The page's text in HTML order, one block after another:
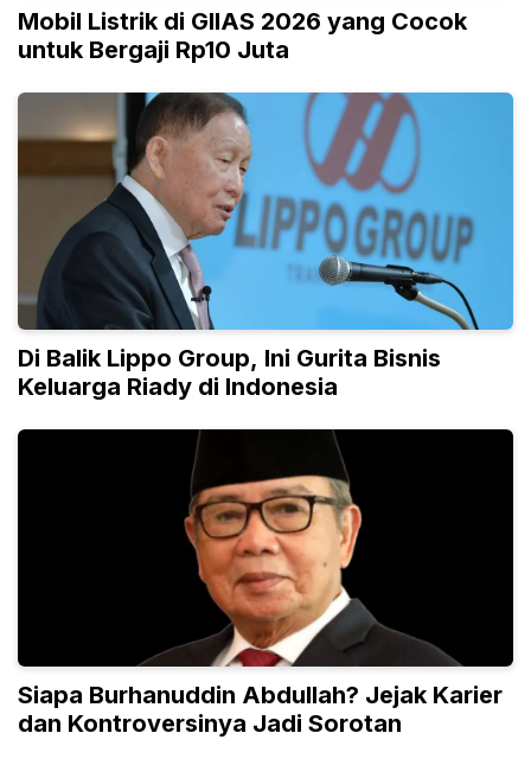
Mobil Listrik di GIIAS 2026 yang Cocok
untuk Bergaji Rp10 Juta
Di Balik Lippo Group, Ini Gurita Bisnis
Keluarga Riady di Indonesia
Siapa Burhanuddin Abdullah? Jejak Karier
dan Kontroversinya Jadi Sorotan